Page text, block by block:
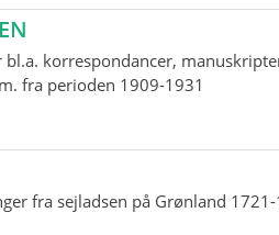
korrespondancer,
fra perioden 1909-1931
fra sejladsen på Grønland